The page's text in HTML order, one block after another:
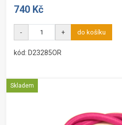
740 Kč
- + do košíku
kód: D23285OR
Skladem